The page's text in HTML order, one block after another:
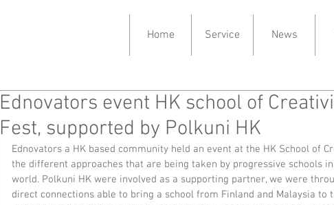
Home Service News
Ednovators event HK school of
Fest, supported by Polkuni HK
Ednovators a HK based community held an event at the HK School of
the different approaches that are being taken by progressive schools
world. Polkuni HK were involved as a supporting partner, we were
direct connections able to bring a school from Finland and Malaysia to